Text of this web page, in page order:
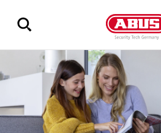
Mostrar
todos
resultados